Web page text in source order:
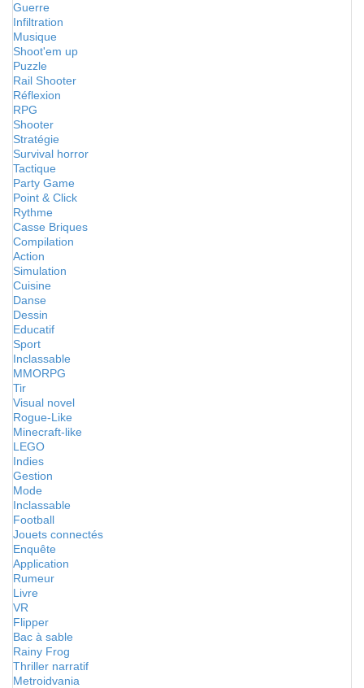
Guerre
Infiltration
Musique
Shoot'em up
Puzzle
Rail Shooter
Réflexion
RPG
Shooter
Stratégie
Survival horror
Tactique
Party Game
Point & Click
Rythme
Casse Briques
Compilation
Action
Simulation
Cuisine
Danse
Dessin
Educatif
Sport
Inclassable
MMORPG
Tir
Visual novel
Rogue-Like
Minecraft-like
LEGO
Indies
Gestion
Mode
Inclassable
Football
Jouets connectés
Enquête
Application
Rumeur
Livre
VR
Flipper
Bac à sable
Rainy Frog
Thriller narratif
Metroidvania